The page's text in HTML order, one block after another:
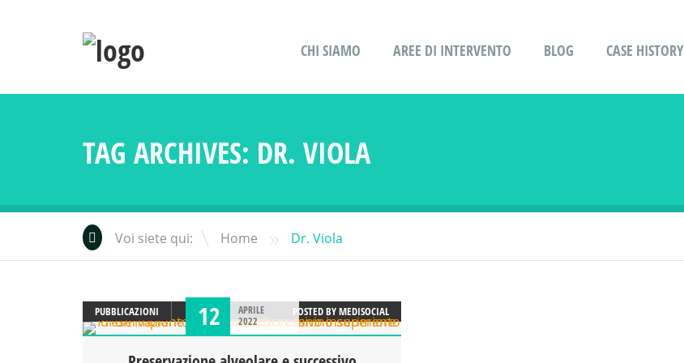
CHI SIAMO AREE DI INTERVENTO BLOG CASE HISTORY
TAG ARCHIVES: DR. VIOLA
Voi siete qui: Home » Dr. Viola
PUBBLICAZIONI POSTED BYMEDISOCIAL
12
APRILE
2022